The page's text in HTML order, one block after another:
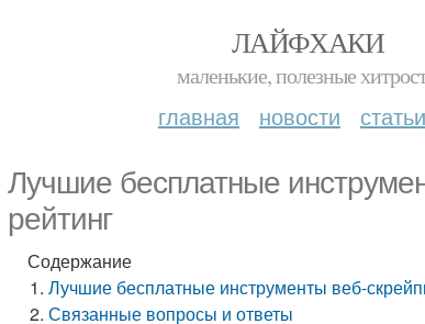
ЛАЙФХАКИ
маленькие, полезные
главная новости статьи
Лучшие бесплатные
рейтинг
Содержание
Лучшие бесплатные инструменты веб-
Связанные вопросы и ответы